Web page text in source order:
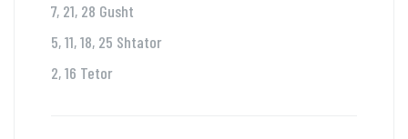
7, 21, 28 Gusht
5, 11, 18, 25 Shtator
2, 16 Tetor